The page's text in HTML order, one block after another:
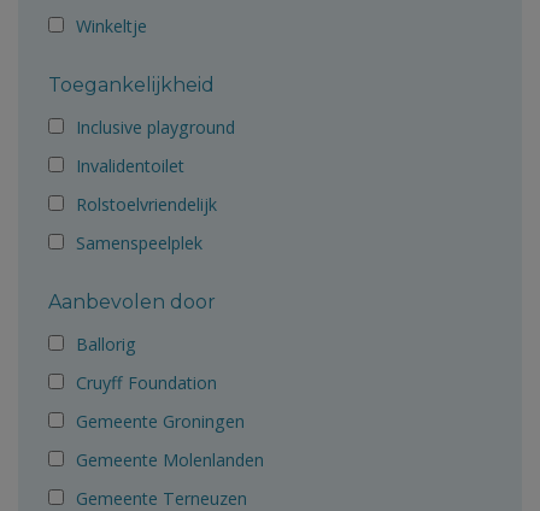
Winkeltje
Toegankelijkheid
Inclusive playground
Invalidentoilet
Rolstoelvriendelijk
Samenspeelplek
Aanbevolen door
Ballorig
Cruyff Foundation
Gemeente Groningen
Gemeente Molenlanden
Gemeente Terneuzen